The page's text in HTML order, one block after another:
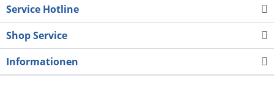
Service Hotline
Shop Service
Informationen